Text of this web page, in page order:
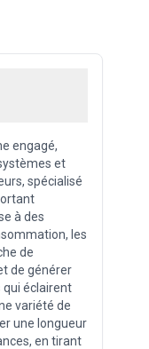
engagé,
et
spécialisé
à des
les
de
de générer
qui éclairent
variété de
une longueur
en tirant